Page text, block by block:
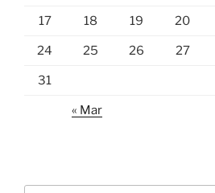
17 18 19 20
24 25 26 27
31
« Mar